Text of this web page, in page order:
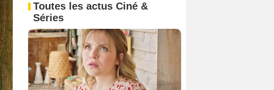
Toutes les actus Ciné &
Séries